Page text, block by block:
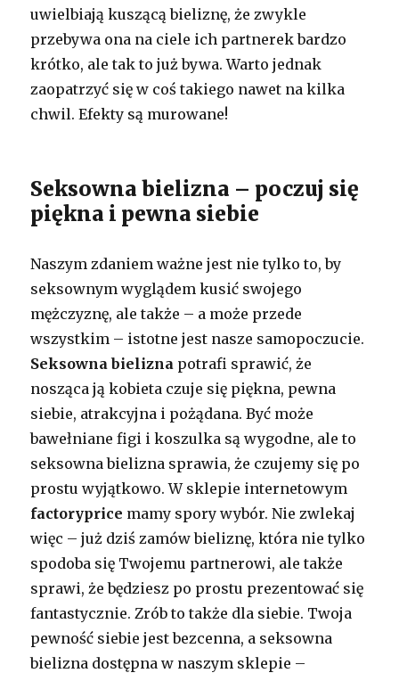
uwielbiają kuszącą bieliznę, że zwykle
przebywa ona na ciele ich partnerek bardzo
krótko, ale tak to już bywa. Warto jednak
zaopatrzyć się w coś takiego nawet na kilka
chwil. Efekty są murowane!
Seksowna bielizna – poczuj się
piękna i pewna siebie
Naszym zdaniem ważne jest nie tylko to, by
seksownym wyglądem kusić swojego
mężczyznę, ale także – a może przede
wszystkim – istotne jest nasze samopoczucie.
Seksowna bielizna potrafi sprawić, że
nosząca ją kobieta czuje się piękna, pewna
siebie, atrakcyjna i pożądana. Być może
bawełniane figi i koszulka są wygodne, ale to
seksowna bielizna sprawia, że czujemy się po
prostu wyjątkowo. W sklepie internetowym
factoryprice mamy spory wybór. Nie zwlekaj
więc – już dziś zamów bieliznę, która nie tylko
spodoba się Twojemu partnerowi, ale także
sprawi, że będziesz po prostu prezentować się
fantastycznie. Zrób to także dla siebie. Twoja
pewność siebie jest bezcenna, a seksowna
bielizna dostępna w naszym sklepie –